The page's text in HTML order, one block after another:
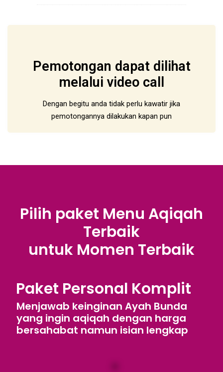
Pemotongan dapat dilihat
melalui video call
Dengan begitu anda tidak perlu kawatir jika
pemotongannya dilakukan kapan pun
Pilih paket Menu Aqiqah
Terbaik
untuk Momen Terbaik
Paket Personal Komplit
Menjawab keinginan Ayah Bunda
yang ingin aqiqah dengan harga
bersahabat namun isian lengkap